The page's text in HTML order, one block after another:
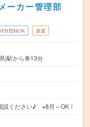
ーカー管理部
登録OK 派遣
)駅から車13分
ください♪ ※8月～OK！